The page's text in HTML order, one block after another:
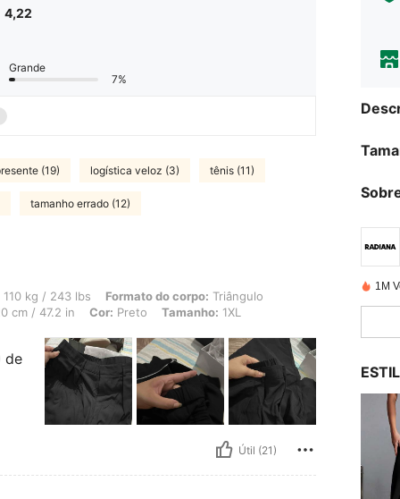
4,22
Grande
7%
(19) logística veloz (3) tênis (11)
tamanho errado (12)
Formato do corpo: Triângulo, Cintura: 110 cm / 43 in, Quadris: 130 cm / 51
110 kg / 243 lbs Formato do corpo: Triângulo
cm / 47.2 in Cor: Preto Tamanho: 1XL
de
Útil (21)
1M